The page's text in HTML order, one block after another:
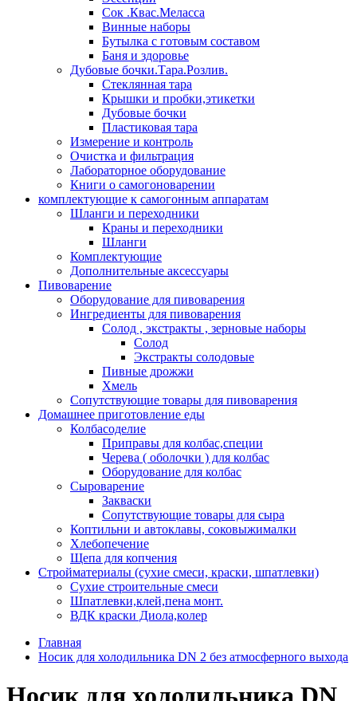
Сок .Квас.Меласса
Винные наборы
Бутылка с готовым составом
Баня и здоровье
Дубовые бочки.Тара.Розлив.
Стеклянная тара
Крышки и пробки,этикетки
Дубовые бочки
Пластиковая тара
Измерение и контроль
Очистка и фильтрация
Лабораторное оборудование
Книги о самогоноварении
комплектующие к самогонным аппаратам
Шланги и переходники
Краны и переходники
Шланги
Комплектующие
Дополнительные аксессуары
Пивоварение
Оборудование для пивоварения
Ингредиенты для пивоварения
Солод , экстракты , зерновые наборы
Солод
Экстракты солодовые
Пивные дрожжи
Хмель
Сопутствующие товары для пивоварения
Домашнее приготовление еды
Колбасоделие
Приправы для колбас,специи
Черева ( оболочки ) для колбас
Оборудование для колбас
Сыроварение
Закваски
Сопутствующие товары для сыра
Коптильни и автоклавы, соковыжималки
Хлебопечение
Щепа для копчения
Стройматериалы (сухие смеси, краски, шпатлевки)
Сухие строительные смеси
Шпатлевки,клей,пена монт.
ВДК краски Диола,колер
Главная
Носик для холодильника DN 2 без атмосферного выхода